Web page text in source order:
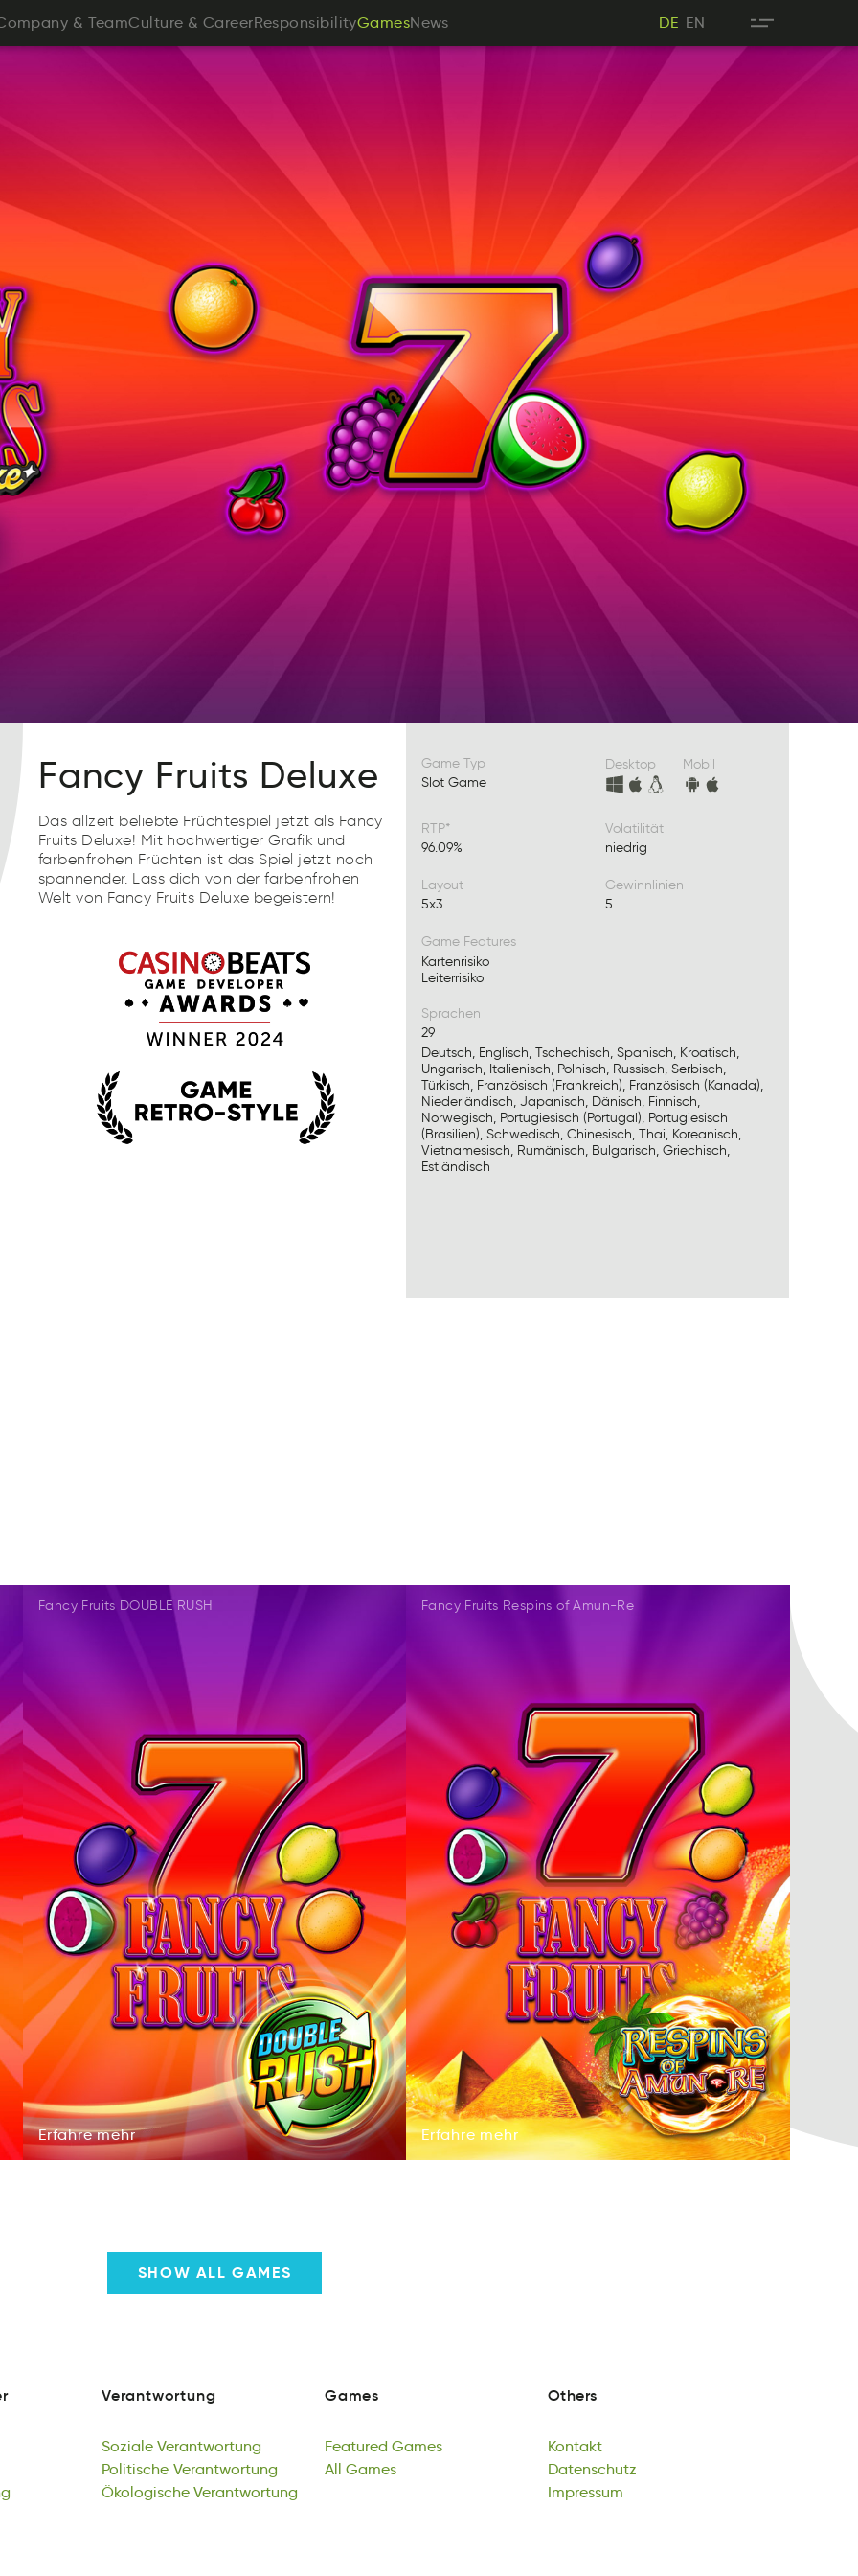
& TeamCulture & CareerResponsibilityGames
mGsae
News
DE
DE
DE
EN
Fancy Fruits Deluxe
Das allzeit beliebte Früchtespiel jetzt als Fancy
Fruits Deluxe! Mit hochwertiger Grafik und
farbenfrohen Früchten ist das Spiel jetzt noch
spannender. Lass dich von der farbenfrohen
Welt von Fancy Fruits Deluxe begeistern!
Game Typ
Slot Game
Desktop Mobil
RTP*
96.09%
Volatilität
niedrig
Layout
5x3
Gewinnlinien
5
Game Features
Kartenrisiko
Leiterrisiko
Sprachen
29
Deutsch, Englisch, Tschechisch, Spanisch, Kroatisch,
Ungarisch, Italienisch, Polnisch, Russisch, Serbisch,
Türkisch, Französisch (Frankreich), Französisch (Kanada),
Niederländisch, Japanisch, Dänisch, Finnisch,
Norwegisch, Portugiesisch (Portugal), Portugiesisch
(Brasilien), Schwedisch, Chinesisch, Thai, Koreanisch,
Vietnamesisch, Rumänisch, Bulgarisch, Griechisch,
Estländisch
Fancy Fruits DOUBLE RUSH
Erfahre
afrheEr
Erfahre
mehr
rmhe
mehr
Fancy Fruits Respins of Amun-Re
Erfahre
Errhefa
Erfahre
mehr
emrh
mehr
SHOW ALL GAMES
Verantwortung
Soziale
Soziale
Verantwortung
Verantwortung
hloiPscite
Politische
orgnVrawettnu
Verantwortung
Ökologische
sceoliÖghko
Ökologische
Verantwortung
gnrroattunwVe
Verantwortung
Games
Featured
Featured Games
All
All
mesGa
Games
Others
Kontakt
Kontakt
tazDsheunct
Datenschutz
Impressum
sesumrpIm
Impressum